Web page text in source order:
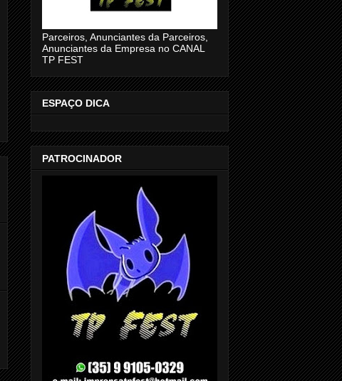
Parceiros, Anunciantes da Parceiros,
Anunciantes da Empresa no CANAL
TP FEST
ESPAÇO DICA
PATROCINADOR